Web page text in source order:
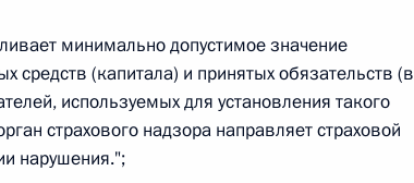
г. № 250-ФЗ
Федерации об административных правонарушениях
минимально допустимое значение
средств (капитала) и принятых обязательств (в
используемых для установления такого
страхового надзора направляет страховой
нарушения.";